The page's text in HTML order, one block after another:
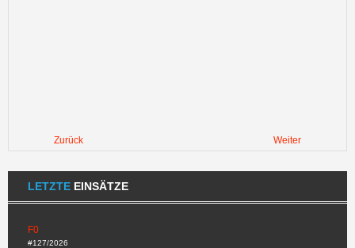
Zurück Weiter
LETZTE EINSÄTZE
F0
#127/2026